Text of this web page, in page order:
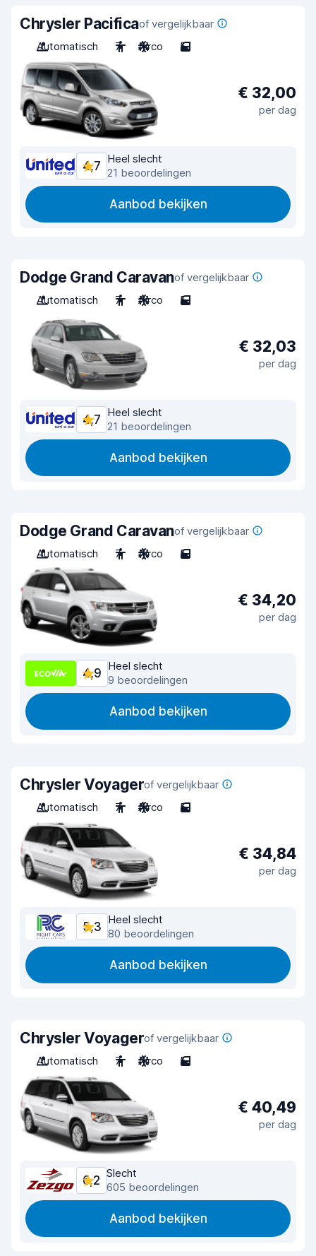
Chrysler Pacificaof vergelijkbaar
Automatisch
7 Airco 5
€ 32,00
per dag
4,7
Heel slecht
21 beoordelingen
Aanbod bekijken
Dodge Grand Caravanof vergelijkbaar
Automatisch
7 Airco 5
€ 32,03
per dag
4,7
Heel slecht
21 beoordelingen
Aanbod bekijken
Dodge Grand Caravanof vergelijkbaar
Automatisch
7 Airco 5
€ 34,20
per dag
4,9
Heel slecht
9 beoordelingen
Aanbod bekijken
Chrysler Voyagerof vergelijkbaar
Automatisch
7 Airco 5
€ 34,84
per dag
5,3
Heel slecht
80 beoordelingen
Aanbod bekijken
Chrysler Voyagerof vergelijkbaar
Automatisch
7 Airco 5
€ 40,49
per dag
6,2
Slecht
605 beoordelingen
Aanbod bekijken